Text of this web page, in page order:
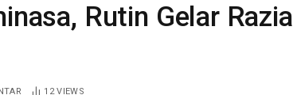
Rutin Gelar Razia
12VIEWS